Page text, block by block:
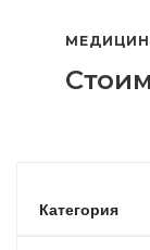
Категория